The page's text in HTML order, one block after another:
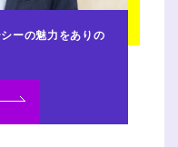
ーの魅力をありの